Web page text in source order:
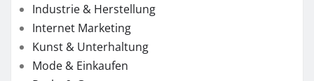
Industrie & Herstellung
Internet Marketing
Kunst & Unterhaltung
Mode & Einkaufen